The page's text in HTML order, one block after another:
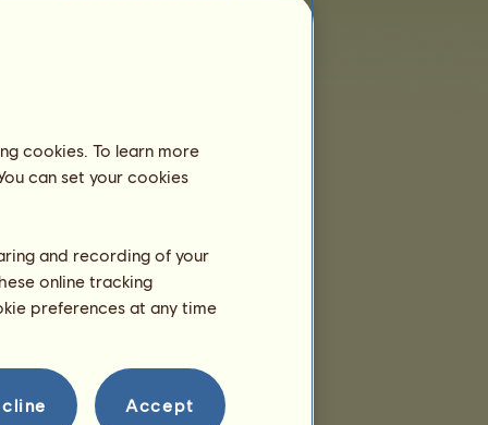
cookies. To learn more
can set your cookies
and recording of your
online tracking
preferences at any time
Accept